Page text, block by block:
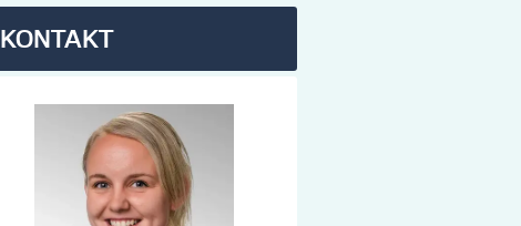
KONTAKT